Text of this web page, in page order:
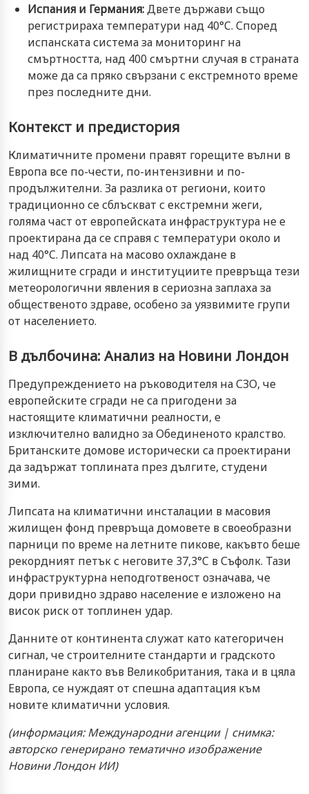
Испания и Германия:Двете държави също
регистрираха температури над 40°C. Според
испанската система за мониторинг на
смъртността, над 400 смъртни случая в страната
може да са пряко свързани с екстремното време
през последните дни.
Контекст и предистория
Климатичните промени правят горещите вълни в
Европа все по-чести, по-интензивни и по-
продължителни. За разлика от региони, които
традиционно се сблъскват с екстремни жеги,
голяма част от европейската инфраструктура не е
проектирана да се справя с температури около и
над 40°C. Липсата на масово охлаждане в
жилищните сгради и институциите превръща тези
метеорологични явления в сериозна заплаха за
общественото здраве, особено за уязвимите групи
от населението.
В дълбочина: Анализ на Новини Лондон
Предупреждението на ръководителя на СЗО, че
европейските сгради не са пригодени за
настоящите климатични реалности, е
изключително валидно за Обединеното кралство.
Британските домове исторически са проектирани
да задържат топлината през дългите, студени
зими.
Липсата на климатични инсталации в масовия
жилищен фонд превръща домовете в своеобразни
парници по време на летните пикове, какъвто беше
рекордният петък с неговите 37,3°C в Съфолк. Тази
инфраструктурна неподготвеност означава, че
дори привидно здраво население е изложено на
висок риск от топлинен удар.
Данните от континента служат като категоричен
сигнал, че строителните стандарти и градското
планиране както във Великобритания, така и в цяла
Европа, се нуждаят от спешна адаптация към
новите климатични условия.
(информация: Международни агенции | снимка:
авторско генерирано тематично изображение
Новини Лондон ИИ)